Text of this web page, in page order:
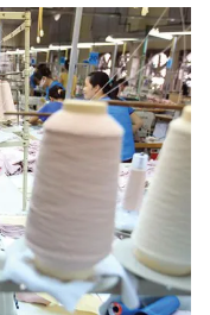
Phạm Quốc Thắng,
355 932